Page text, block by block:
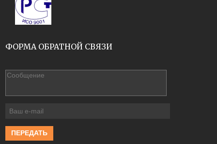
ФОРМА ОБРАТНОЙ СВЯЗИ
ПЕРЕДАТЬ